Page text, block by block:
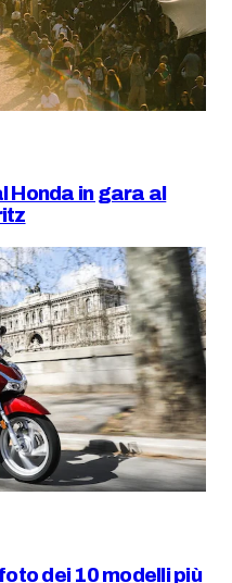
Honda in gara al
dei 10 modelli più